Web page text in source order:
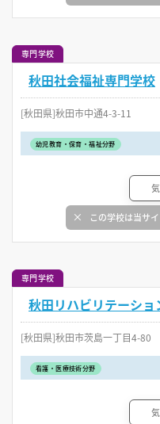
専門学校
秋田社会福祉専門学校
[秋田県]秋田市中通4-3-11
幼児教育・保育・福祉分野
この学校は当サ
専門学校
秋田リハビリテーショ
[秋田県]秋田市茨島一丁目4-80
看護・医療技術分野